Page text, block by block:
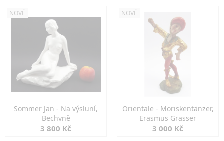
NOVÉ
Sommer Jan - Na výsluní,
Bechyně
3 800 Kč
NOVÉ
Orientale - Moriskentänzer,
Erasmus Grasser
3 000 Kč